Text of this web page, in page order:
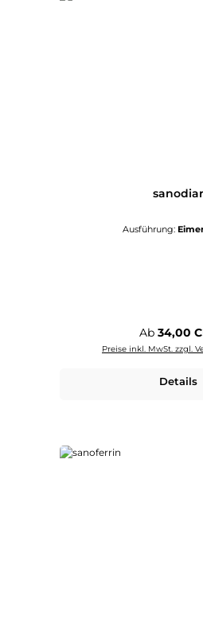
sanodiar
Ausführung:
Regulärer
Ab 34,00
Preise inkl. MwSt. zzgl.
Details